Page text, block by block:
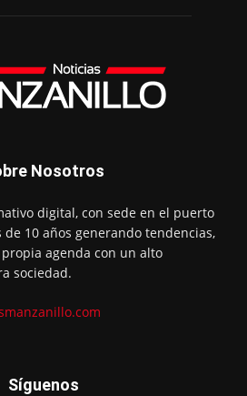
Nosotros
digital, con sede en el puerto
10 años generando tendencias,
agenda con un alto
sociedad.
Síguenos